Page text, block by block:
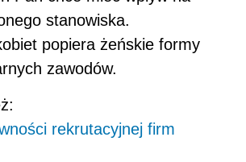
stanowiska.
popiera żeńskie formy
zawodów.
rekrutacyjnej firm